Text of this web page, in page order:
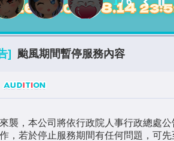
] 颱風期間暫停服務內容
襲，本公司將依行政院人事行政總處
，若於停止服務期間有任何問題，可